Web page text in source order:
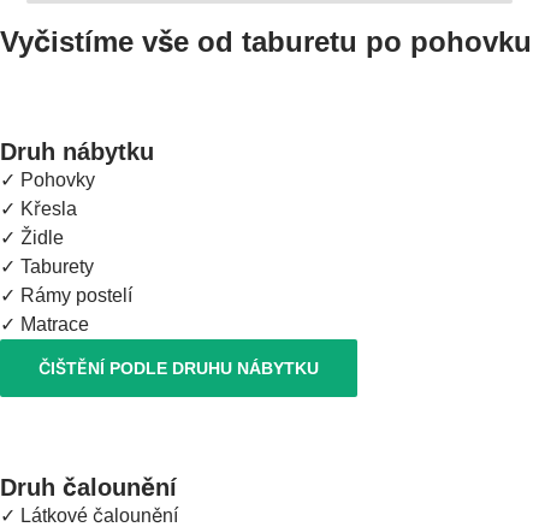
Vyčistíme vše od taburetu po pohovku
Druh nábytku
✓ Pohovky
✓ Křesla
✓ Židle
✓ Taburety
✓ Rámy postelí
✓ Matrace
ČIŠTĚNÍ PODLE DRUHU NÁBYTKU
Druh čalounění
✓ Látkové čalounění